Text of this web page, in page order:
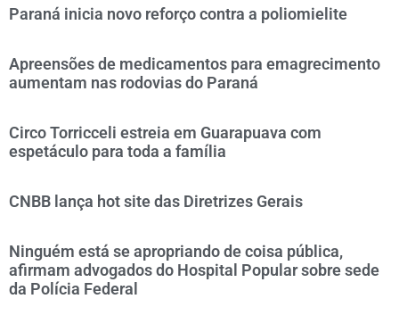
Paraná inicia novo reforço contra a poliomielite
Apreensões de medicamentos para emagrecimento
aumentam nas rodovias do Paraná
Circo Torricceli estreia em Guarapuava com
espetáculo para toda a família
CNBB lança hot site das Diretrizes Gerais
Ninguém está se apropriando de coisa pública,
afirmam advogados do Hospital Popular sobre sede
da Polícia Federal